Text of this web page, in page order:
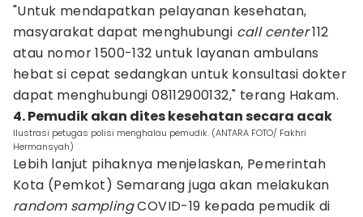
"Untuk mendapatkan pelayanan kesehatan,
masyarakat dapat menghubungi call center112
atau nomor 1500-132 untuk layanan ambulans
hebat si cepat sedangkan untuk konsultasi dokter
dapat menghubungi 08112900132," terang Hakam.
4. Pemudik akan dites kesehatan secara acak
Ilustrasi petugas polisi menghalau pemudik. (ANTARA FOTO/ Fakhri
Hermansyah)
Lebih lanjut pihaknya menjelaskan, Pemerintah
Kota (Pemkot) Semarang juga akan melakukan
random samplingCOVID-19 kepada pemudik di